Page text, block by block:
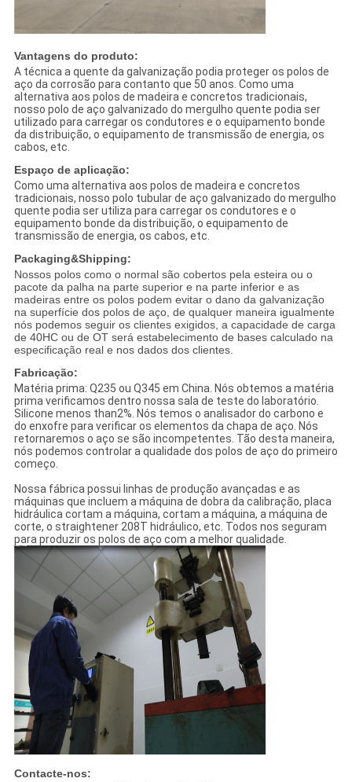
Vantagens do produto:
A técnica a quente da galvanização podia proteger os polos de
aço da corrosão para contanto que 50 anos. Como uma
alternativa aos polos de madeira e concretos tradicionais,
nosso polo de aço galvanizado do mergulho quente podia ser
utilizado para carregar os condutores e o equipamento bonde
da distribuição, o equipamento de transmissão de energia, os
cabos, etc.
Espaço de aplicação:
Como uma alternativa aos polos de madeira e concretos
tradicionais, nosso polo tubular de aço galvanizado do mergulho
quente podia ser utiliza para carregar os condutores e o
equipamento bonde da distribuição, o equipamento de
transmissão de energia, os cabos, etc.
Packaging&Shipping:
Nossos polos como o normal são cobertos pela esteira ou o
pacote da palha na parte superior e na parte inferior e as
madeiras entre os polos podem evitar o dano da galvanização
na superfície dos polos de aço, de qualquer maneira igualmente
nós podemos seguir os clientes exigidos, a capacidade de carga
de 40HC ou de OT será estabelecimento de bases calculado na
especificaçãoreal e nos dados dosclientes.
Fabricação:
Matéria prima: Q235 ou Q345 em China. Nós obtemos a matéria
prima verificamos dentro nossa sala de teste do laboratório.
Silicone menos than2%. Nós temos o analisador do carbono e
do enxofre para verificar os elementos da chapa de aço. Nós
retornaremos o aço se são incompetentes. Tão desta maneira,
nós podemos controlar a qualidade dos polos de aço do primeiro
começo.
Nossa fábrica possui linhas de produção avançadas e as
máquinas que incluem a máquina de dobra da calibração, placa
hidráulica cortam a máquina, cortam a máquina, a máquina de
corte, o straightener 208T hidráulico, etc. Todos nos seguram
para produzir os polos de aço com a melhor qualidade.
Contacte-nos: